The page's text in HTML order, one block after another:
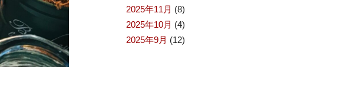
2025年11月 (8)
2025年10月 (4)
2025年9月 (12)